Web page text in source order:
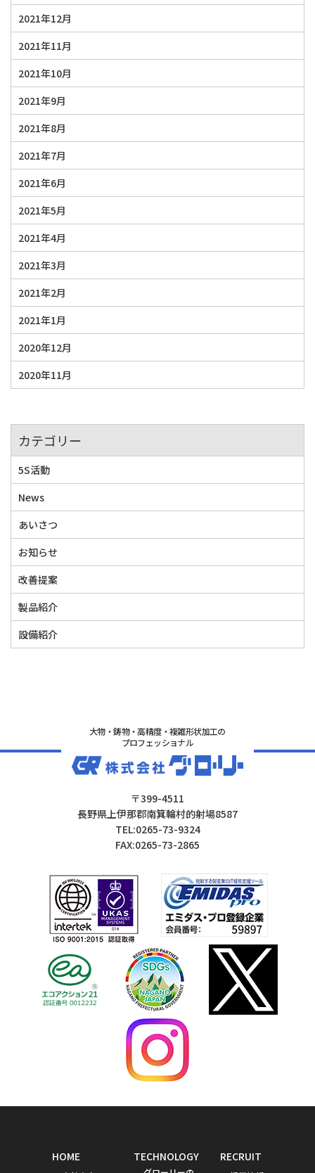
2021年12月
2021年11月
2021年10月
2021年9月
2021年8月
2021年7月
2021年6月
2021年5月
2021年4月
2021年3月
2021年2月
2021年1月
2020年12月
2020年11月
カテゴリー
5S活動
News
あいさつ
お知らせ
改善提案
製品紹介
設備紹介
大物・鋳物・高精度・複雑形状加工の
プロフェッショナル
〒399-4511
長野県上伊那郡南箕輪村的射場8587
TEL:0265-73-9324
FAX:0265-73-2865
HOME TECHNOLOGY RECRUIT